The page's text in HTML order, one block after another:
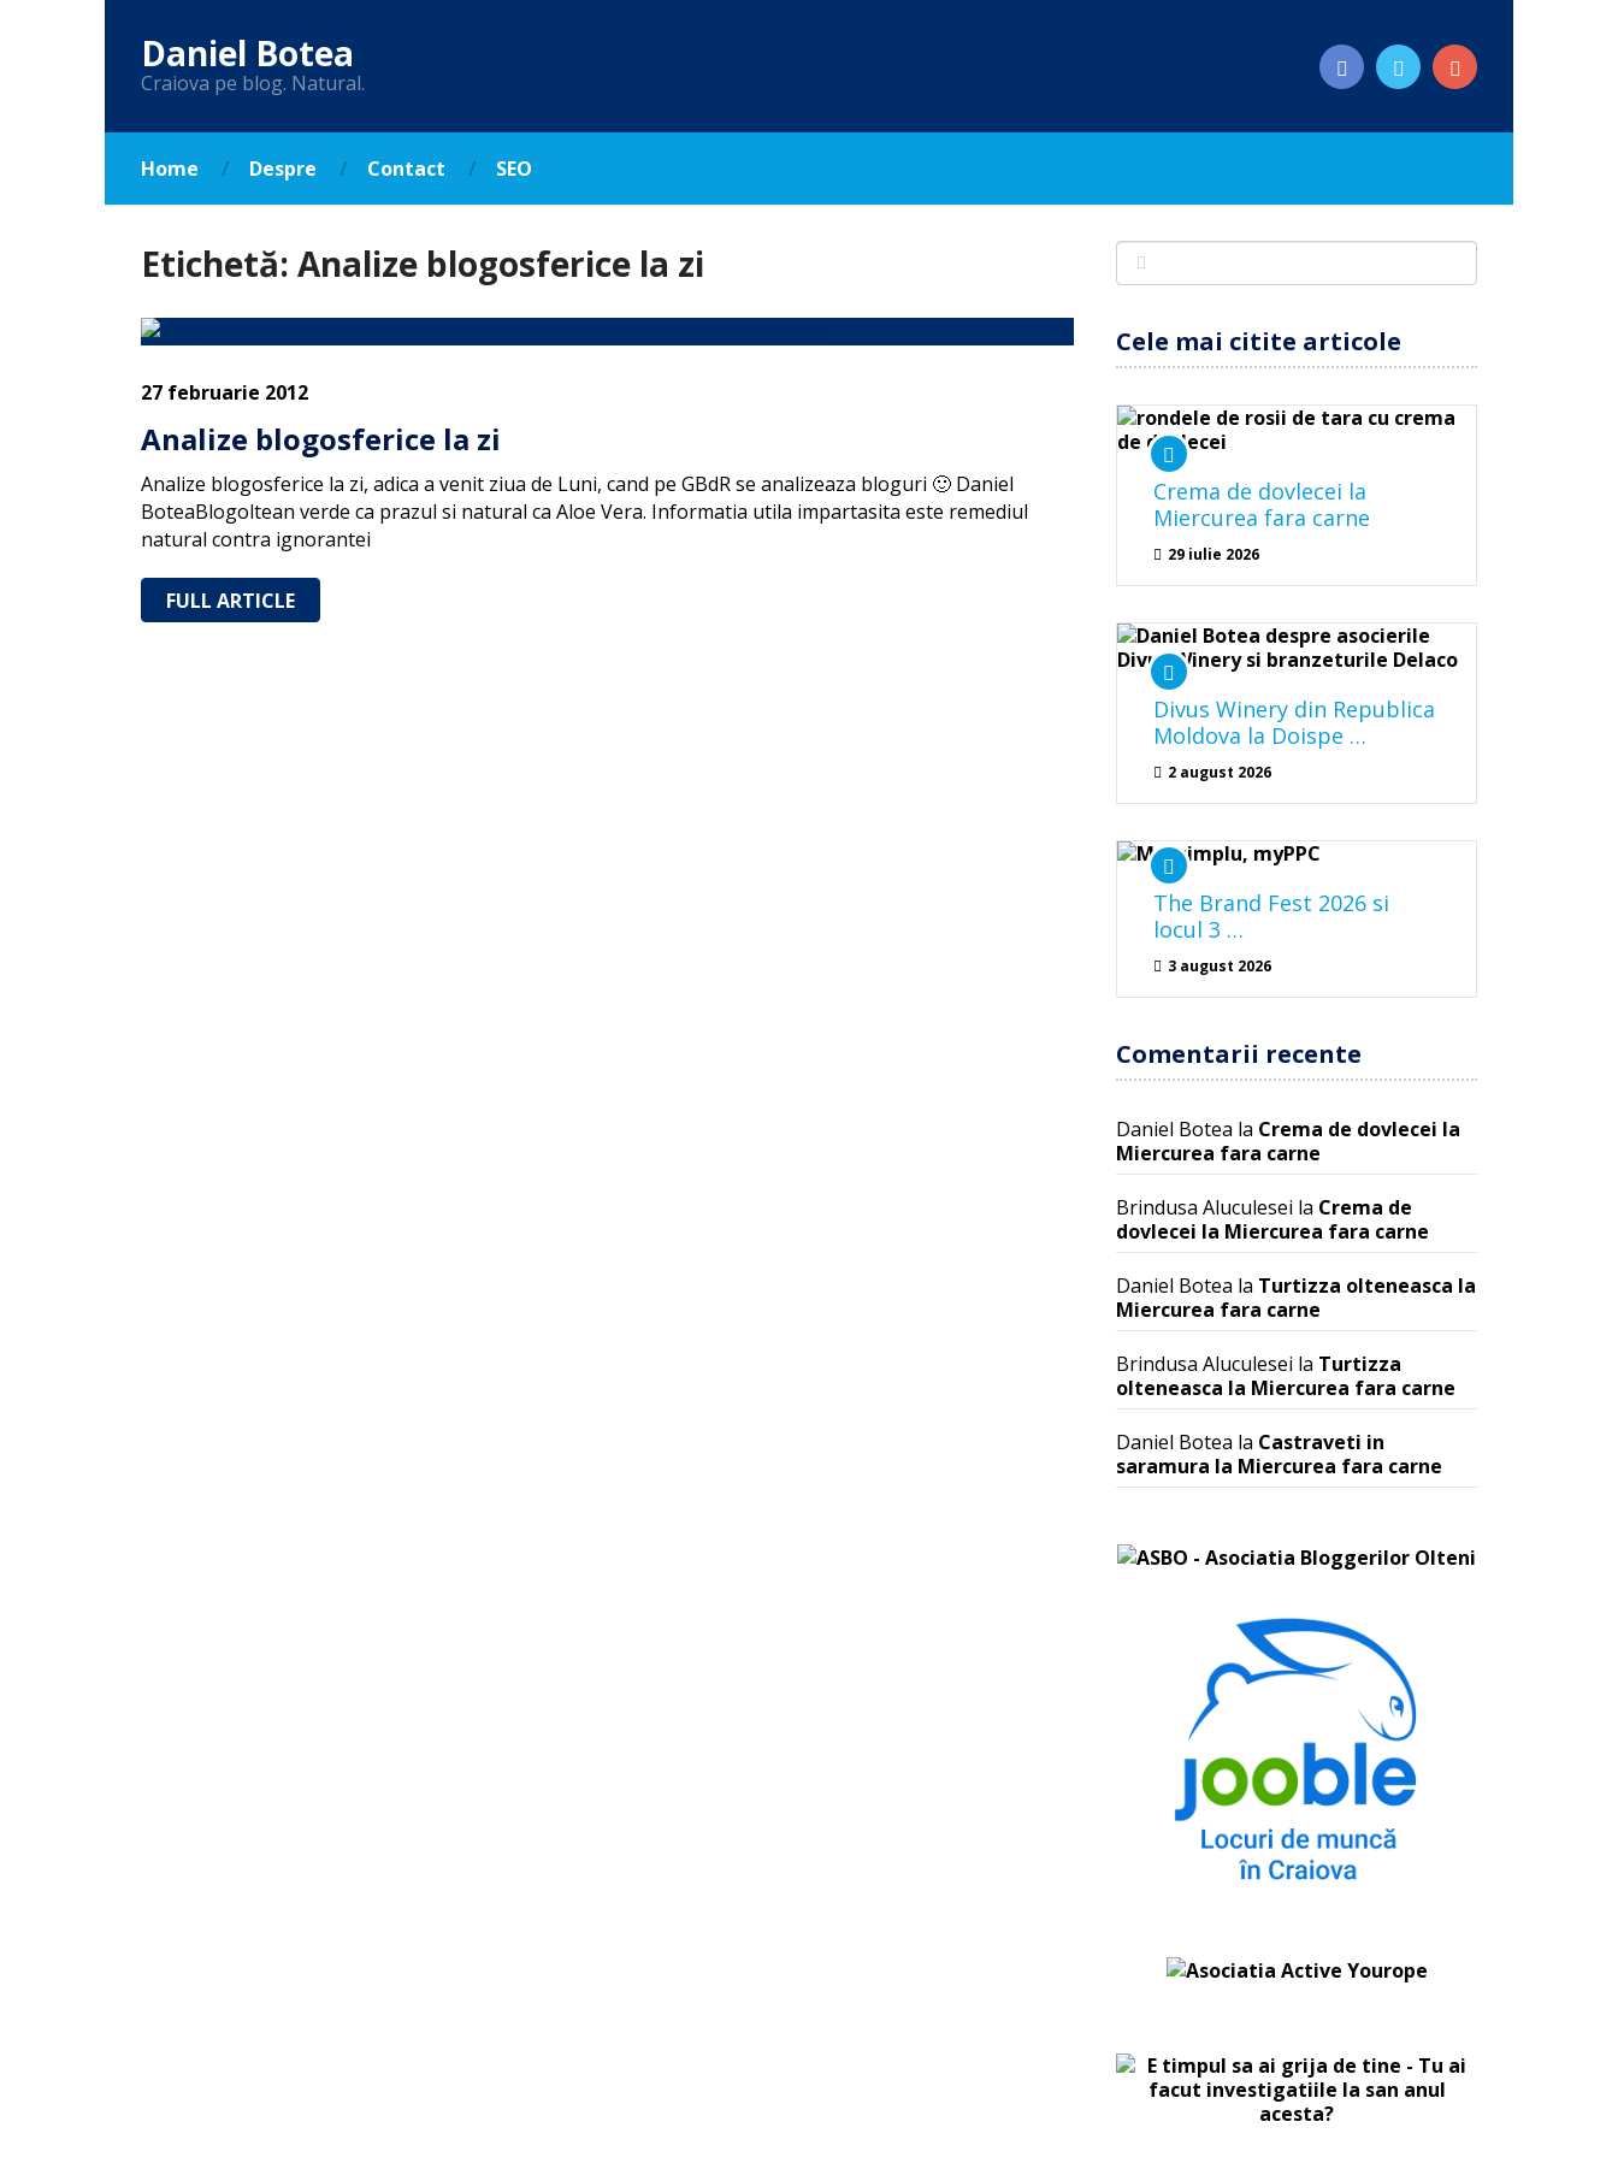
Daniel Botea
Craiova pe blog. Natural.
Home Despre Contact SEO
Etichetă: Analize blogosferice la zi
27 februarie 2012
Analize blogosferice la zi
Analize blogosferice la zi, adica a venit ziua de Luni, cand pe GBdR se analizeaza bloguri 🙂 Daniel
BoteaBlogoltean verde ca prazul si natural ca Aloe Vera. Informatia utila impartasita este remediul
natural contra ignorantei
FULL ARTICLE
Cele mai citite articole
Crema de dovlecei la
Miercurea fara carne
29 iulie 2026
Divus Winery din Republica
Moldova la Doispe …
2 august 2026
The Brand Fest 2026 si
locul 3 …
3 august 2026
Comentarii recente
Daniel Botea la Crema de dovlecei la
Miercurea fara carne
Brindusa Aluculesei la Crema de
dovlecei la Miercurea fara carne
Daniel Botea la Turtizza olteneasca la
Miercurea fara carne
Brindusa Aluculesei la Turtizza
olteneasca la Miercurea fara carne
Daniel Botea la Castraveti in
saramura la Miercurea fara carne